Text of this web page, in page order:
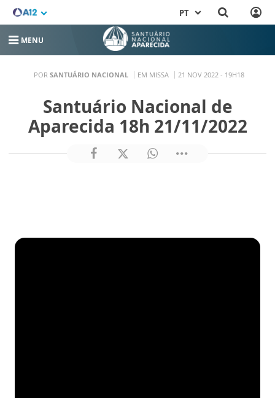
PT
MENU
POR SANTUÁRIO NACIONAL EM MISSA 21 NOV 2022 - 19H18
Santuário Nacional de
Aparecida 18h 21/11/2022